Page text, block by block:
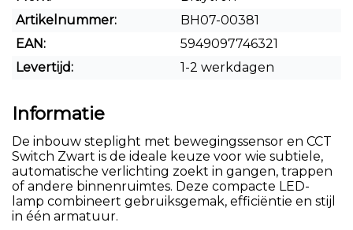
Artikelnummer:
BH07-00381
EAN:
5949097746321
Levertijd:
1-2 werkdagen
Informatie
De inbouw steplight met bewegingssensor en CCT
Switch Zwart is de ideale keuze voor wie subtiele,
automatische verlichting zoekt in gangen, trappen
of andere binnenruimtes. Deze compacte LED-
lamp combineert gebruiksgemak, efficiëntie en stijl
in één armatuur.